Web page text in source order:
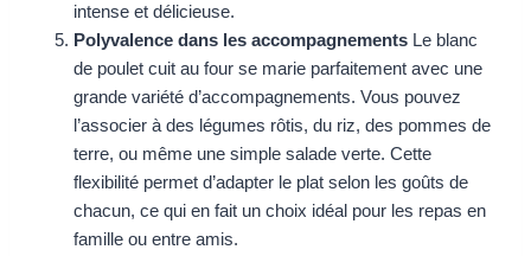
intense et délicieuse.
Polyvalence dans les accompagnements Le blanc
de poulet cuit au four se marie parfaitement avec une
grande variété d’accompagnements. Vous pouvez
l’associer à des légumes rôtis, du riz, des pommes de
terre, ou même une simple salade verte. Cette
flexibilité permet d’adapter le plat selon les goûts de
chacun, ce qui en fait un choix idéal pour les repas en
famille ou entre amis.